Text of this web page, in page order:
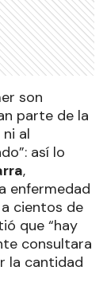
son
parte de la
al
así lo
,
enfermedad
cientos de
que “hay
consultara
la cantidad